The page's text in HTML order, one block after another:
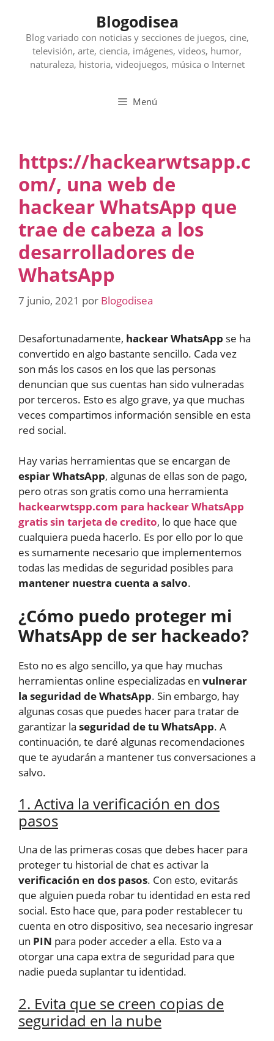
contenido
Blogodisea
Blog variado con noticias y secciones de juegos, cine,
televisión, arte, ciencia, imágenes, videos, humor,
naturaleza, historia, videojuegos, música o Internet
Menú
https://hackearwtsapp.c
om/, una web de
hackear WhatsApp que
trae de cabeza a los
desarrolladores de
WhatsApp
7 junio, 2021 por Blogodisea
Desafortunadamente, hackear WhatsApp se ha
convertido en algo bastante sencillo. Cada vez
son más los casos en los que las personas
denuncian que sus cuentas han sido vulneradas
por terceros. Esto es algo grave, ya que muchas
veces compartimos información sensible en esta
red social.
Hay varias herramientas que se encargan de
espiar WhatsApp, algunas de ellas son de pago,
pero otras son gratis como una herramienta
hackearwtspp.com para hackear WhatsApp
gratis sin tarjeta de credito, lo que hace que
cualquiera pueda hacerlo. Es por ello por lo que
es sumamente necesario que implementemos
todas las medidas de seguridad posibles para
mantener nuestra cuenta a salvo.
¿Cómo puedo proteger mi
WhatsApp de ser hackeado?
Esto no es algo sencillo, ya que hay muchas
herramientas online especializadas en vulnerar
la seguridad de WhatsApp. Sin embargo, hay
algunas cosas que puedes hacer para tratar de
garantizar la seguridad de tu WhatsApp. A
continuación, te daré algunas recomendaciones
que te ayudarán a mantener tus conversaciones a
salvo.
1. Activa la verificación en dos
pasos
Una de las primeras cosas que debes hacer para
proteger tu historial de chat es activar la
verificación en dos pasos. Con esto, evitarás
que alguien pueda robar tu identidad en esta red
social. Esto hace que, para poder restablecer tu
cuenta en otro dispositivo, sea necesario ingresar
un PIN para poder acceder a ella. Esto va a
otorgar una capa extra de seguridad para que
nadie pueda suplantar tu identidad.
2. Evita que se creen copias de
seguridad en la nube